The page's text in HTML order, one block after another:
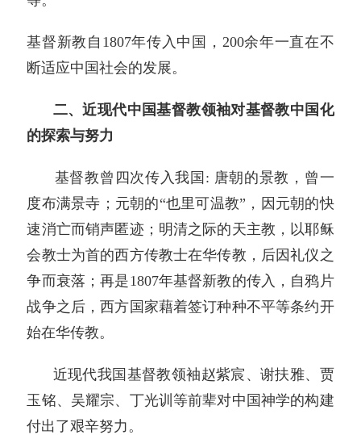
基督新教自1807年传入中国，200余年一直在不
断适应中国社会的发展。
二、近现代中国基督教领袖对基督教中国化
的探索与努力
基督教曾四次传入我国: 唐朝的景教，曾一
度布满景寺；元朝的“也里可温教”，因元朝的快
速消亡而销声匿迹；明清之际的天主教，以耶稣
会教士为首的西方传教士在华传教，后因礼仪之
争而衰落；再是1807年基督新教的传入，自鸦片
战争之后，西方国家藉着签订种种不平等条约开
始在华传教。
近现代我国基督教领袖赵紫宸、谢扶雅、贾
玉铭、吴耀宗、丁光训等前辈对中国神学的构建
付出了艰辛努力。